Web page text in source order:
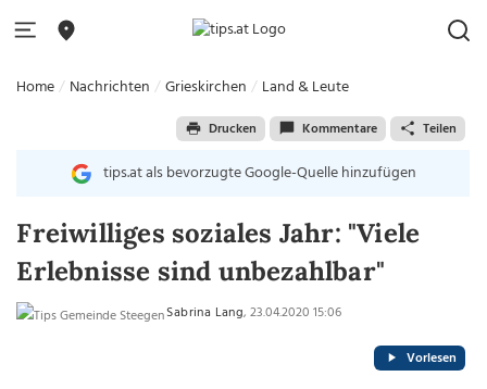
Home Nachrichten Grieskirchen Land & Leute
Drucken Kommentare Teilen
tips.at als bevorzugte Google-Quelle hinzufügen
Freiwilliges soziales Jahr: "Viele
Erlebnisse sind unbezahlbar"
Sabrina Lang, 23.04.2020 15:06
Vorlesen